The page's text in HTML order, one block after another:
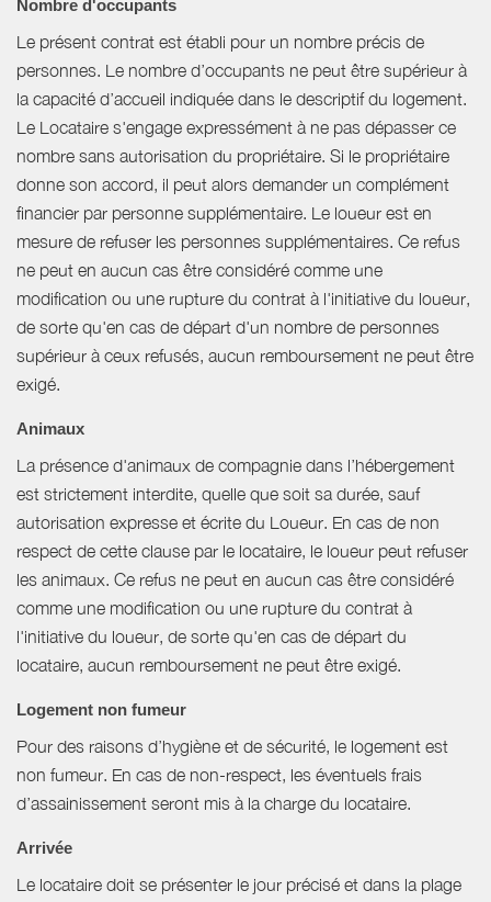
Nombre d'occupants
Le présent contrat est établi pour un nombre précis de
personnes. Le nombre d’occupants ne peut être supérieur à
la capacité d’accueil indiquée dans le descriptif du logement.
Le Locataire s'engage expressément à ne pas dépasser ce
nombre sans autorisation du propriétaire. Si le propriétaire
donne son accord, il peut alors demander un complément
financier par personne supplémentaire. Le loueur est en
mesure de refuser les personnes supplémentaires. Ce refus
ne peut en aucun cas être considéré comme une
modification ou une rupture du contrat à l'initiative du loueur,
de sorte qu'en cas de départ d'un nombre de personnes
supérieur à ceux refusés, aucun remboursement ne peut être
exigé.
Animaux
La présence d'animaux de compagnie dans l’hébergement
est strictement interdite, quelle que soit sa durée, sauf
autorisation expresse et écrite du Loueur. En cas de non
respect de cette clause par le locataire, le loueur peut refuser
les animaux. Ce refus ne peut en aucun cas être considéré
comme une modification ou une rupture du contrat à
l'initiative du loueur, de sorte qu'en cas de départ du
locataire, aucun remboursement ne peut être exigé.
Logement non fumeur
Pour des raisons d’hygiène et de sécurité, le logement est
non fumeur. En cas de non-respect, les éventuels frais
d’assainissement seront mis à la charge du locataire.
Arrivée
Le locataire doit se présenter le jour précisé et dans la plage